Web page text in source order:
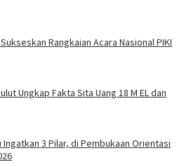
Rangkaian Acara Nasional PIKI
Ungkap Fakta Sita Uang 18 M EL dan
3 Pilar, di Pembukaan Orientasi